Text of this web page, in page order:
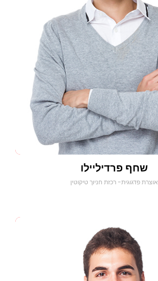
שחף פרדיליילו
אוצרת פדגוגית- רכזת חניוך טיקוטין